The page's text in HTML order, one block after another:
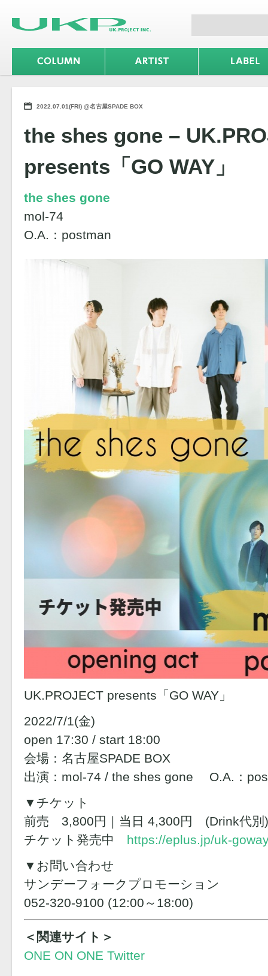
2022.07.01(FRI) @名古屋SPADE BOX
the shes gone –
presents「GO WAY」
the shes gone
mol-74
O.A.：postman
UK.PROJECT presents「GO WAY」
2022/7/1(金)
open 17:30 / start 18:00
会場：名古屋SPADE BOX
出演：mol-74 / the shes gone O.A.：
▼チケット
前売 3,800円｜当日 4,300円 (Drink代
チケット発売中 https://eplus.jp/uk-
▼お問い合わせ
サンデーフォークプロモーション
052-320-9100 (12:00～18:00)
＜関連サイト＞
ONE ON ONE Twitter